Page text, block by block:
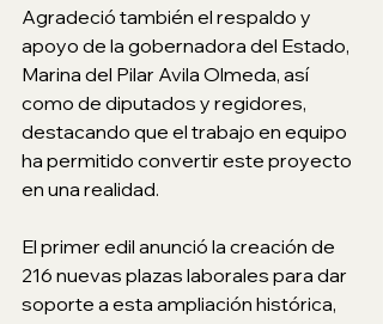
Agradeció también el respaldo y
apoyo de la gobernadora del Estado,
Marina del Pilar Avila Olmeda, así
como de diputados y regidores,
destacando que el trabajo en equipo
ha permitido convertir este proyecto
en una realidad.
El primer edil anunció la creación de
216 nuevas plazas laborales para dar
soporte a esta ampliación histórica,